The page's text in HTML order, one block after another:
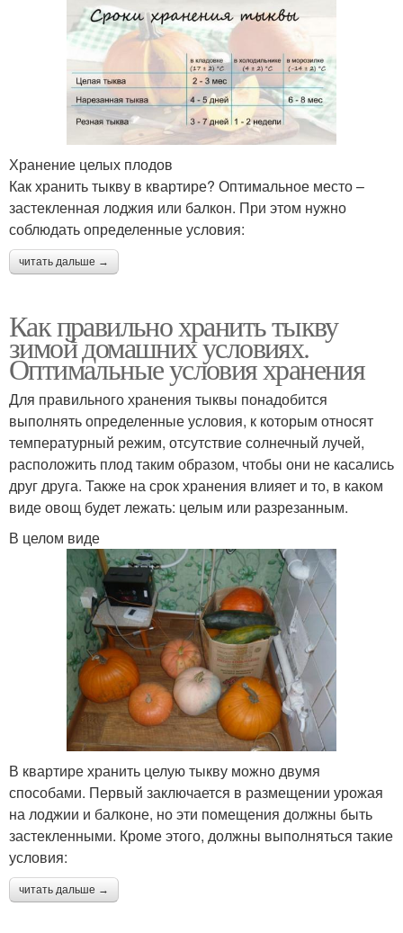
Хранение целых плодов
Как хранить тыкву в квартире? Оптимальное место –
застекленная лоджия или балкон. При этом нужно
соблюдать определенные условия:
читать дальше →
Как правильно хранить тыкву
зимой домашних условиях.
Оптимальные условия хранения
Для правильного хранения тыквы понадобится
выполнять определенные условия, к которым относят
температурный режим, отсутствие солнечный лучей,
расположить плод таким образом, чтобы они не касались
друг друга. Также на срок хранения влияет и то, в каком
виде овощ будет лежать: целым или разрезанным.
В целом виде
В квартире хранить целую тыкву можно двумя
способами. Первый заключается в размещении урожая
на лоджии и балконе, но эти помещения должны быть
застекленными. Кроме этого, должны выполняться такие
условия:
читать дальше →